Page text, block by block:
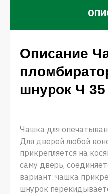
Описание
шнурок Ч
Чашка для
Для дверей любой
прикрепляется на
саму дверь,
вариант: чашка
шнурок